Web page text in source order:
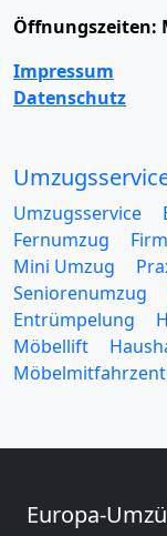
Öffnungszeiten:
Impressum
Datenschutz
Umzugsservice
Fernumzug
Mini Umzug
Seniorenumzug
Entrümpelung
Möbellift
Europa-